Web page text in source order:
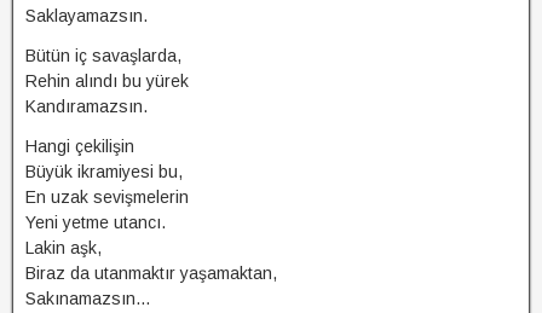
Saklayamazsın.
Bütün iç savaşlarda,
Rehin alındı bu yürek
Kandıramazsın.
Hangi çekilişin
Büyük ikramiyesi bu,
En uzak sevişmelerin
Yeni yetme utancı.
Lakin aşk,
Biraz da utanmaktır yaşamaktan,
Sakınamazsın…